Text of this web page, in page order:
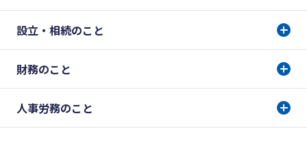
設立・相続のこと
財務のこと
人事労務のこと